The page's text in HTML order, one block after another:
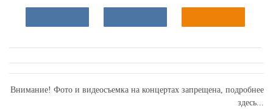
Внимание! Фото и видеосъемка на концертах запрещена, подробнее
здесь...